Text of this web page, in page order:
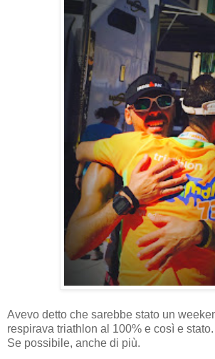
Avevo detto che sarebbe stato un
respirava triathlon al 100% e così e stato.
Se possibile, anche di più.